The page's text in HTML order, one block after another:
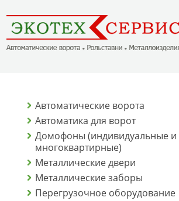
Автоматические ворота
Автоматика для ворот
Домофоны (индивидуальные и
многоквартирные)
Металлические двери
Металлические заборы
Перегрузочное оборудование